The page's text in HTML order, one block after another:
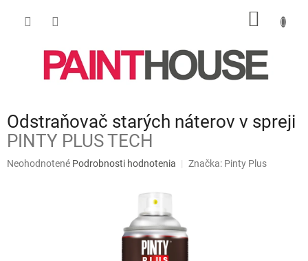
Odstraňovač starých náterov v spreji
PINTY PLUS TECH
Priemerné
Neohodnotené Podrobnosti hodnotenia Značka: Pinty Plus